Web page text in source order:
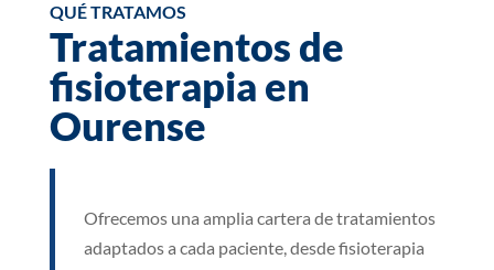
QUÉ TRATAMOS
Tratamientos de
fisioterapia en
Ourense
Ofrecemos una amplia cartera de tratamientos
adaptados a cada paciente, desde fisioterapia